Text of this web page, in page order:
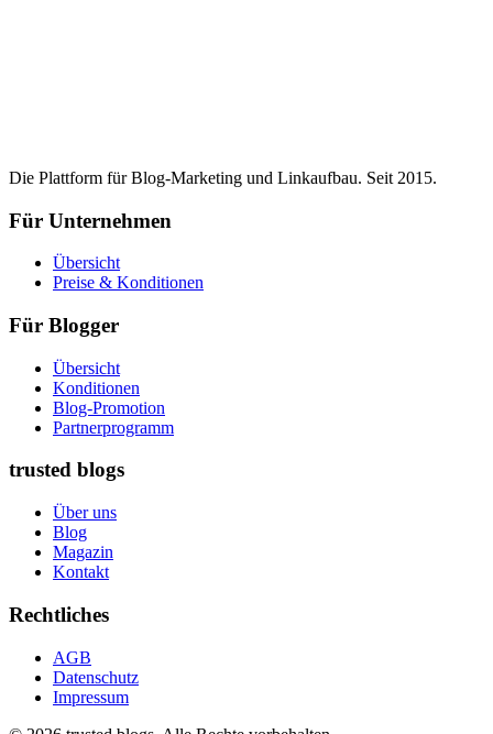
Die Plattform für Blog-Marketing und Linkaufbau. Seit 2015.
Für Unternehmen
Übersicht
Preise & Konditionen
Für Blogger
Übersicht
Konditionen
Blog-Promotion
Partnerprogramm
trusted blogs
Über uns
Blog
Magazin
Kontakt
Rechtliches
AGB
Datenschutz
Impressum